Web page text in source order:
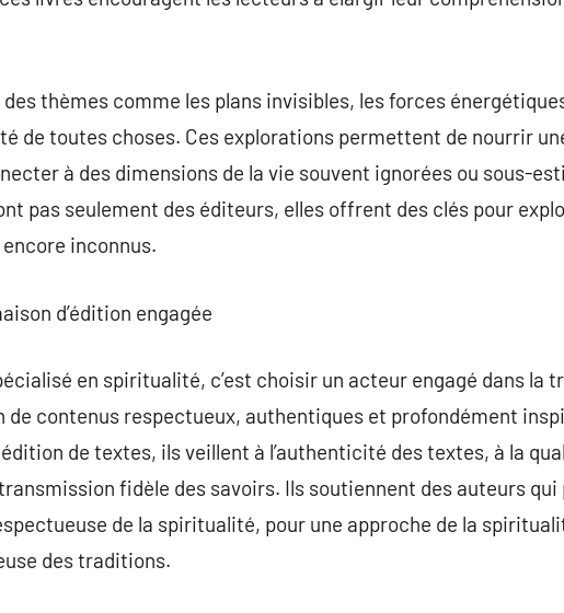
thèmes comme les plans invisibles, les forces
de toutes choses. Ces explorations permettent de nourrir
à des dimensions de la vie souvent ignorées ou sous-
pas seulement des éditeurs, elles offrent des clés pour
inconnus.
d’édition engagée
en spiritualité, c’est choisir un acteur engagé dans la
de contenus respectueux, authentiques et profondément
de textes, ils veillent à l’authenticité des textes, à la
fidèle des savoirs. Ils soutiennent des auteurs
de la spiritualité, pour une approche de la
des traditions.